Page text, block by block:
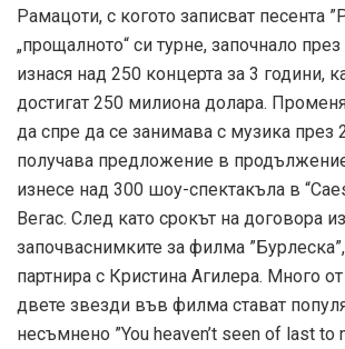
Рамацоти, с когото записват песента
„прощалното“ си турне, започнало
изнася над 250 концерта за 3 години,
достигат 250 милиона долара.
да спре да се занимава с музика през
получава предложение в
изнесе над 300 шоу-спектакъла в
Вегас. След като срокът на договора
започваснимките за филма
партнира с Кристина Агилера. Много
двете звезди във филма стават
несъмнено ”You heaven’t seen of last to